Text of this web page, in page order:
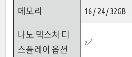
메모리 16 / 24 / 32GB
나노 텍스처 디
스플레이 옵션
✅